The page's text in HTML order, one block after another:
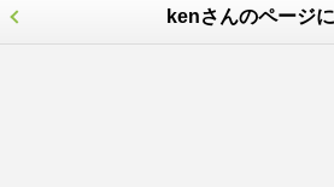
kenさんのページ